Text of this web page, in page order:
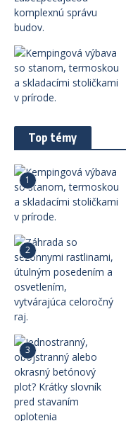
Top témy
1
2
3